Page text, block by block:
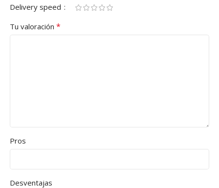
Delivery speed
Tu valoración *
Pros
Desventajas